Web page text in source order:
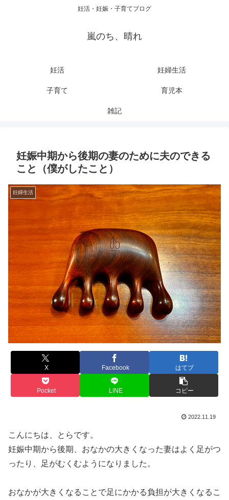
妊活・妊娠・子育てブログ
嵐のち、晴れ
妊活 妊婦生活
子育て 育児本
雑記
妊娠中期から後期の妻のために夫のできる
こと（僕がしたこと）
妊婦生活
X Facebook はてブ
Pocket LINE コピー
2022.11.19
こんにちは、とらです。
妊娠中期から後期、おなかの大きくなった妻はよく足がつ
ったり、足がむくむようになりました。
おなかが大きくなることで足にかかる負担が大きくなるこ